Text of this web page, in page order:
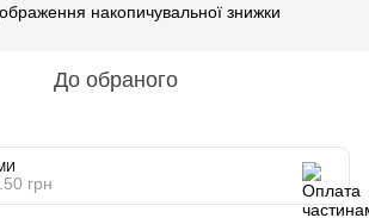
накопичувальної знижки
До обраного
грн